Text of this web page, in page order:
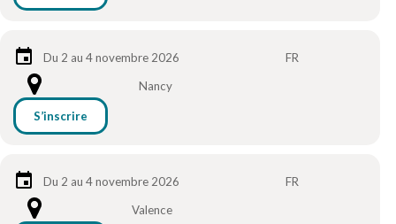
Du 2 au 4 novembre 2026
FR
Nancy
S’inscrire
Du 2 au 4 novembre 2026
FR
Valence